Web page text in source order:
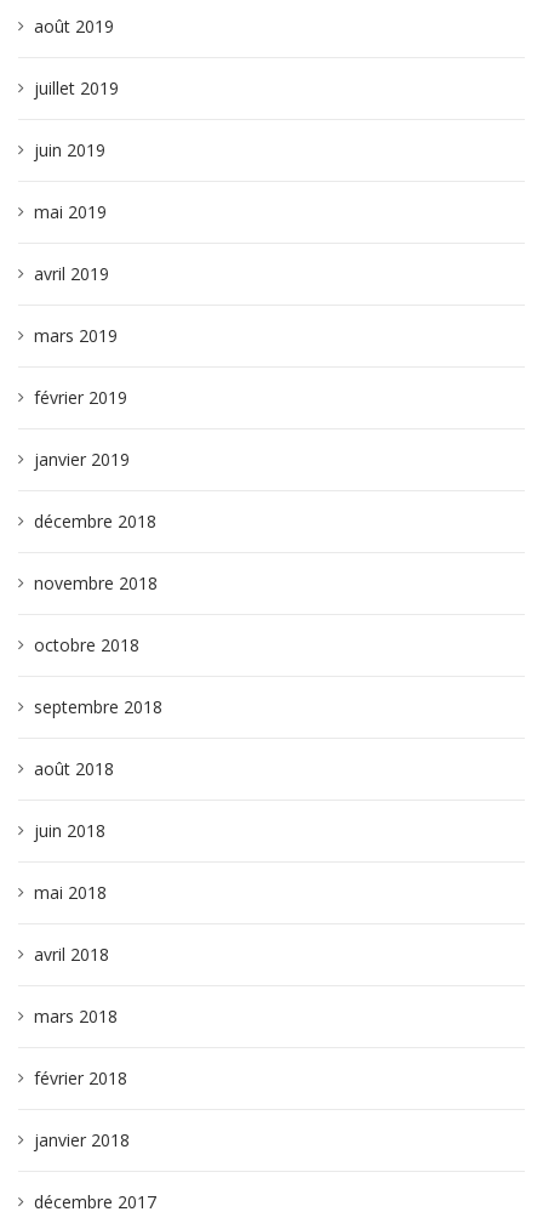
août 2019
juillet 2019
juin 2019
mai 2019
avril 2019
mars 2019
février 2019
janvier 2019
décembre 2018
novembre 2018
octobre 2018
septembre 2018
août 2018
juin 2018
mai 2018
avril 2018
mars 2018
février 2018
janvier 2018
décembre 2017